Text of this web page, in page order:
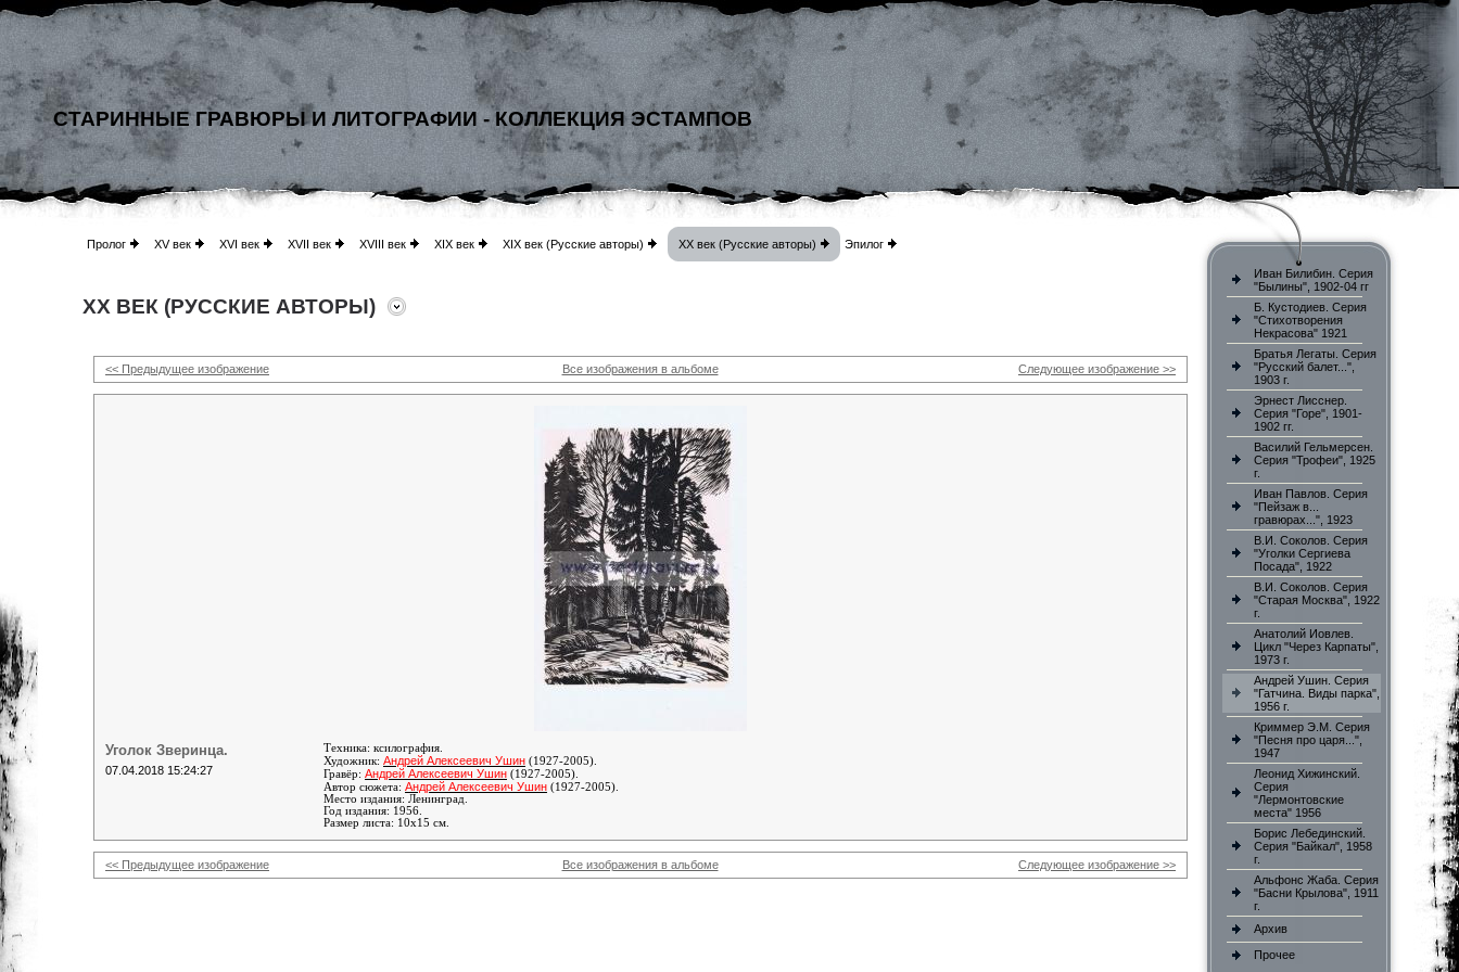
СТАРИННЫЕ ГРАВЮРЫ И ЛИТОГРАФИИ - КОЛЛЕКЦИЯ ЭСТАМПОВ
Пролог XV век XVI век XVII век XVIII век XIX век XIX век (Русские авторы) XX век (Русские авторы) Эпилог
XX ВЕК (РУССКИЕ АВТОРЫ)
<< Предыдущее изображение Все изображения в альбоме Следующее изображение >>
Уголок Зверинца.
07.04.2018 15:24:27
Техника: ксилография.
Художник: Андрей Алексеевич Ушин (1927-2005)
Гравёр: Андрей Алексеевич Ушин (1927-2005)
Автор сюжета: Андрей Алексеевич Ушин (1927-2005)
Место издания: Ленинград.
Год издания: 1956.
Размер листа: 10х15 см.
<< Предыдущее изображение Все изображения в альбоме Следующее изображение >>
Иван Билибин. Серия
"Былины", 1902-04 гг
Б. Кустодиев. Серия
"Стихотворения
Некрасова" 1921
Братья Легаты. Серия
"Русский балет...",
1903 г.
Эрнест Лисснер.
Серия "Горе", 1901-
1902 гг.
Василий Гельмерсен.
Серия "Трофеи", 1925
г.
Иван Павлов. Серия
"Пейзаж в...
гравюрах...", 1923
В.И. Соколов. Серия
"Уголки Сергиева
Посада", 1922
В.И. Соколов. Серия
"Старая Москва", 1922
г.
Анатолий Иовлев.
Цикл "Через Карпаты",
1973 г.
Андрей Ушин. Серия
"Гатчина. Виды парка",
1956 г.
Криммер Э.М. Серия
"Песня про царя...",
1947
Леонид Хижинский.
Серия
"Лермонтовские
места" 1956
Борис Лебединский.
Серия "Байкал", 1958
г.
Альфонс Жаба. Серия
"Басни Крылова", 1911
г.
Архив
Прочее